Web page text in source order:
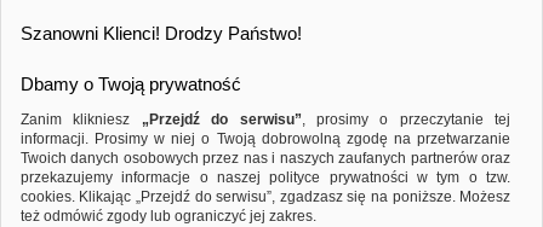
Wyniki wyszukiwania
Szanowni Klienci! Drodzy Państwo!
Dbamy o Twoją prywatność
Zanim klikniesz „Przejdź do serwisu”, prosimy o przeczytanie tej
informacji. Prosimy w niej o Twoją dobrowolną zgodę na przetwarzanie
Twoich danych osobowych przez nas i naszych zaufanych partnerów oraz
przekazujemy informacje o naszej polityce prywatności w tym o tzw.
cookies. Klikając „Przejdź do serwisu”, zgadzasz się na poniższe. Możesz
też odmówić zgody lub ograniczyć jej zakres.